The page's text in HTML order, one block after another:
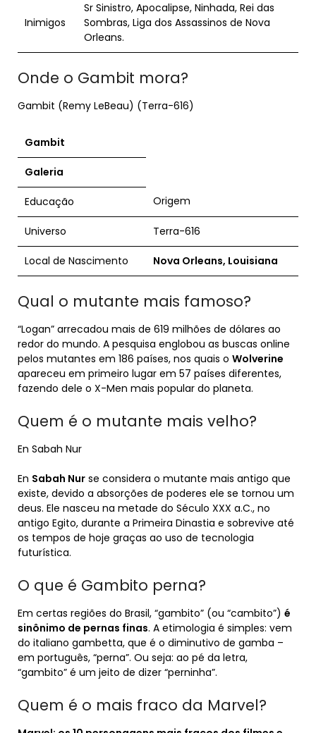
Inimigos
Sr Sinistro, Apocalipse, Ninhada, Rei das
Sombras, Liga dos Assassinos de Nova
Orleans.
Onde o Gambit mora?
Gambit (Remy LeBeau) (Terra-616)
Gambit
Galeria
Educação Origem
Universo Terra-616
Local de Nascimento Nova Orleans, Louisiana
Qual o mutante mais famoso?
“Logan” arrecadou mais de 619 milhões de dólares ao
redor do mundo. A pesquisa englobou as buscas online
pelos mutantes em 186 países, nos quais o Wolverine
apareceu em primeiro lugar em 57 países diferentes,
fazendo dele o X-Men mais popular do planeta.
Quem é o mutante mais velho?
En Sabah Nur
En Sabah Nur se considera o mutante mais antigo que
existe, devido a absorções de poderes ele se tornou um
deus. Ele nasceu na metade do Século XXX a.C., no
antigo Egito, durante a Primeira Dinastia e sobrevive até
os tempos de hoje graças ao uso de tecnologia
futurística.
O que é Gambito perna?
Em certas regiões do Brasil, “gambito” (ou “cambito”) é
sinônimo de pernas finas. A etimologia é simples: vem
do italiano gambetta, que é o diminutivo de gamba –
em português, “perna”. Ou seja: ao pé da letra,
“gambito” é um jeito de dizer “perninha”.
Quem é o mais fraco da Marvel?